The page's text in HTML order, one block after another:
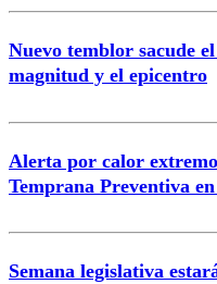
Nuevo temblor sacude
magnitud y el epicentro
Alerta por calor
Temprana Preventiva
Semana legislativa